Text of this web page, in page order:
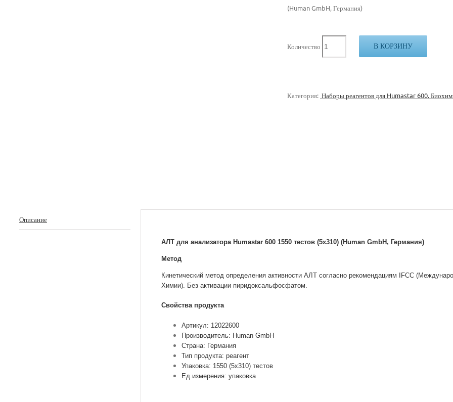
(Human GmbH, Германия)
Количество В КОРЗИНУ
Категория: Наборы реагентов для Humastar 600.
Описание
АЛТ для анализатора Humastar 600 1550 тестов (5х310) (Human GmbH, Германия)
Метод
Кинетический метод определения активности АЛТ согласно рекомендациям IFCC
Химии). Без активации пиридоксальфосфатом.
Свойства продукта
Артикул: 12022600
Производитель: Human GmbH
Страна: Германия
Тип продукта: реагент
Упаковка: 1550 (5х310) тестов
Ед.измерения: упаковка